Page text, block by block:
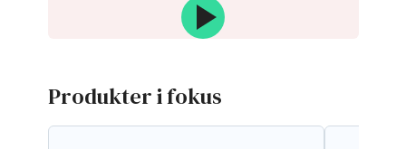
Produkter i fokus